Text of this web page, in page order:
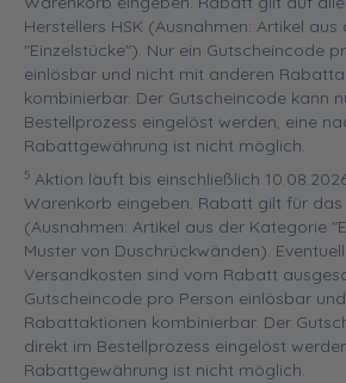
Herstellers HSK (Ausnahmen: Artikel
"Einzelstücke"). Nur ein Gutscheincode
einlösbar und nicht mit anderen
kombinierbar. Der Gutscheincode kann
Bestellprozess eingelöst werden, eine
Rabattgewährung ist nicht möglich.
5 Aktion läuft bis einschließlich
Warenkorb eingeben. Rabatt gilt für
(Ausnahmen: Artikel aus der Kategorie
Muster von Duschrückwänden).
Versandkosten sind vom Rabatt
Gutscheincode pro Person einlösbar
Rabattaktionen kombinierbar. Der
direkt im Bestellprozess eingelöst
Rabattgewährung ist nicht möglich.